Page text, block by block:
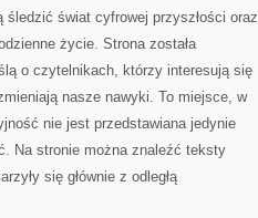
śledzić świat cyfrowej przyszłości oraz
życie. Strona została
o czytelnikach, którzy interesują się
nasze nawyki. To miejsce, w
nie jest przedstawiana jedynie
Na stronie można znaleźć teksty
się głównie z odległą